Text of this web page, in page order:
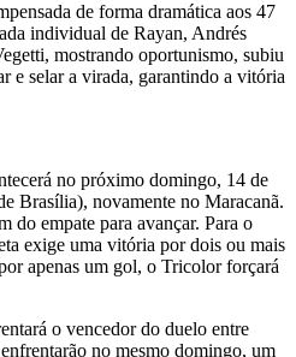
de forma dramática aos 47
individual de Rayan, Andrés
mostrando oportunismo, subiu
e selar a virada, garantindo a vitória
no próximo domingo, 14 de
Brasília), novamente no Maracanã.
do empate para avançar. Para o
exige uma vitória por dois ou mais
apenas um gol, o Tricolor forçará
o vencedor do duelo entre
no mesmo domingo, um